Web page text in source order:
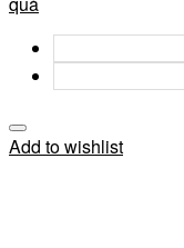
Add to wishlist